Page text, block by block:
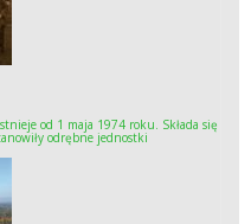
od 1 maja 1974 roku. Składa się
odrębne jednostki